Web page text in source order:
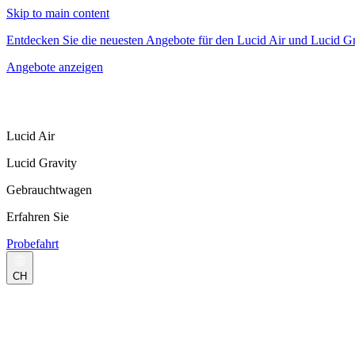
Skip to main content
Entdecken Sie die neuesten Angebote für den Lucid Air und Lucid
Angebote anzeigen
Lucid Air
Lucid Gravity
Gebrauchtwagen
Erfahren Sie
Probefahrt
CH